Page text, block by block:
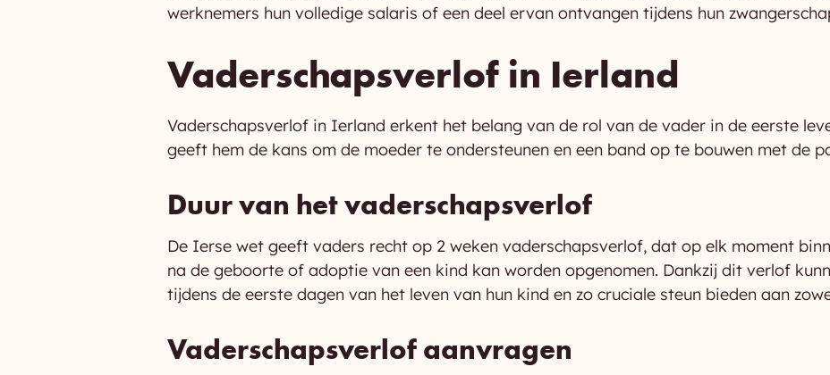
werknemers hun volledige salaris of een deel ervan ontvangen tijdens hun
Vaderschapsverlof in Ierland
Vaderschapsverlof in Ierland erkent het belang van de rol van de vader in de eerste
geeft hem de kans om de moeder te ondersteunen en een band op te bouwen met de
Duur van het vaderschapsverlof
De Ierse wet geeft vaders recht op 2 weken vaderschapsverlof, dat op elk moment
na de geboorte of adoptie van een kind kan worden opgenomen. Dankzij dit verlof
tijdens de eerste dagen van het leven van hun kind en zo cruciale steun bieden aan
Vaderschapsverlof aanvragen